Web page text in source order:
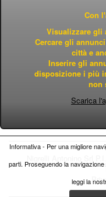
Con
Visualizzare gli
Cercare gli
città e
Inserire gli
disposizione i più
non
Scarica
Informativa - Per una migliore
parti. Proseguendo la
leggi la